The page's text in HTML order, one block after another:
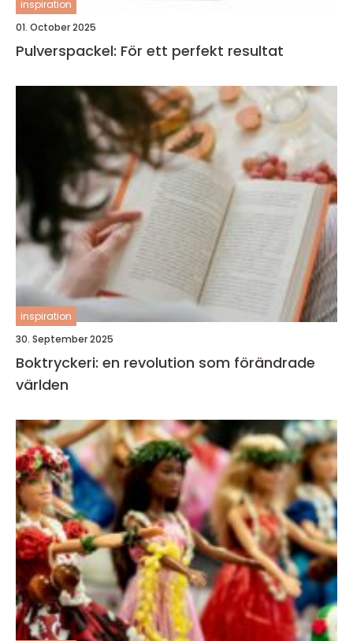
inspiration
01. October 2025
Pulverspackel: För ett perfekt resultat
inspiration
30. September 2025
Boktryckeri: en revolution som förändrade
världen